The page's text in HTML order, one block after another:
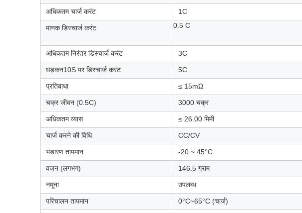
अधिकतम चार्ज करंट 1C
मानक डिस्चार्ज करंट 0.5 C
अधिकतम निरंतर डिस्चार्ज करंट 3C
धड़कन10S पर डिस्चार्ज करंट 5C
प्रतिबाधा ≤ 15mΩ
चक्र जीवन (0.5C) 3000 चक्र
अधिकतम व्यास ≤ 26.00 मिमी
चार्ज करने की विधि CC/CV
भंडारण तापमान -20 ~ 45°C
वजन (लगभग) 146.5 ग्राम
नमूना उपलब्ध
परिचालन तापमान 0°C~65°C (चार्ज)